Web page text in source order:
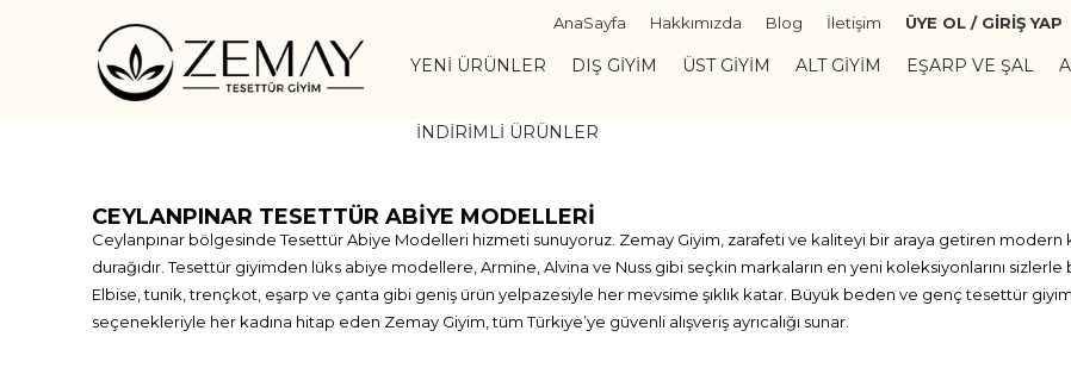
AnaSayfa Hakkımızda Blog İletişim ÜYE OL / GİRİŞ YAP
YENI ÜRÜNLER DIŞ GIYIM ÜST GIYIM ALT GIYIM EŞARP VE ŞAL
İNDIRIMLI ÜRÜNLER
CEYLANPINAR TESETTÜR ABIYE MODELLERI
Ceylanpınar bölgesinde Tesettür Abiye Modelleri hizmeti sunuyoruz. Zemay Giyim, zarafeti ve kaliteyi bir araya getiren modern
durağıdır. Tesettür giyimden lüks abiye modellere, Armine, Alvina ve Nuss gibi seçkin markaların en yeni koleksiyonlarını sizlerle
Elbise, tunik, trençkot, eşarp ve çanta gibi geniş ürün yelpazesiyle her mevsime şıklık katar. Büyük beden ve genç tesettür giyim
seçenekleriyle her kadına hitap eden Zemay Giyim, tüm Türkiye’ye güvenli alışveriş ayrıcalığı sunar.